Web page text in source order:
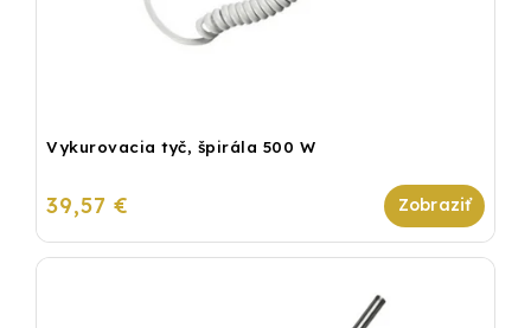
Vykurovacia tyč, špirála 500 W
39,57 €